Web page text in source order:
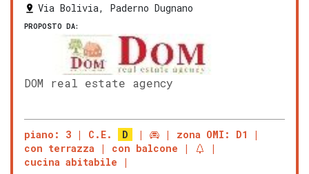
Via Bolivia, Paderno Dugnano
PROPOSTO DA:
DOM real estate agency
piano: 3 C.E. D
zona OMI: D1
con terrazza
con balcone
cucina abitabile